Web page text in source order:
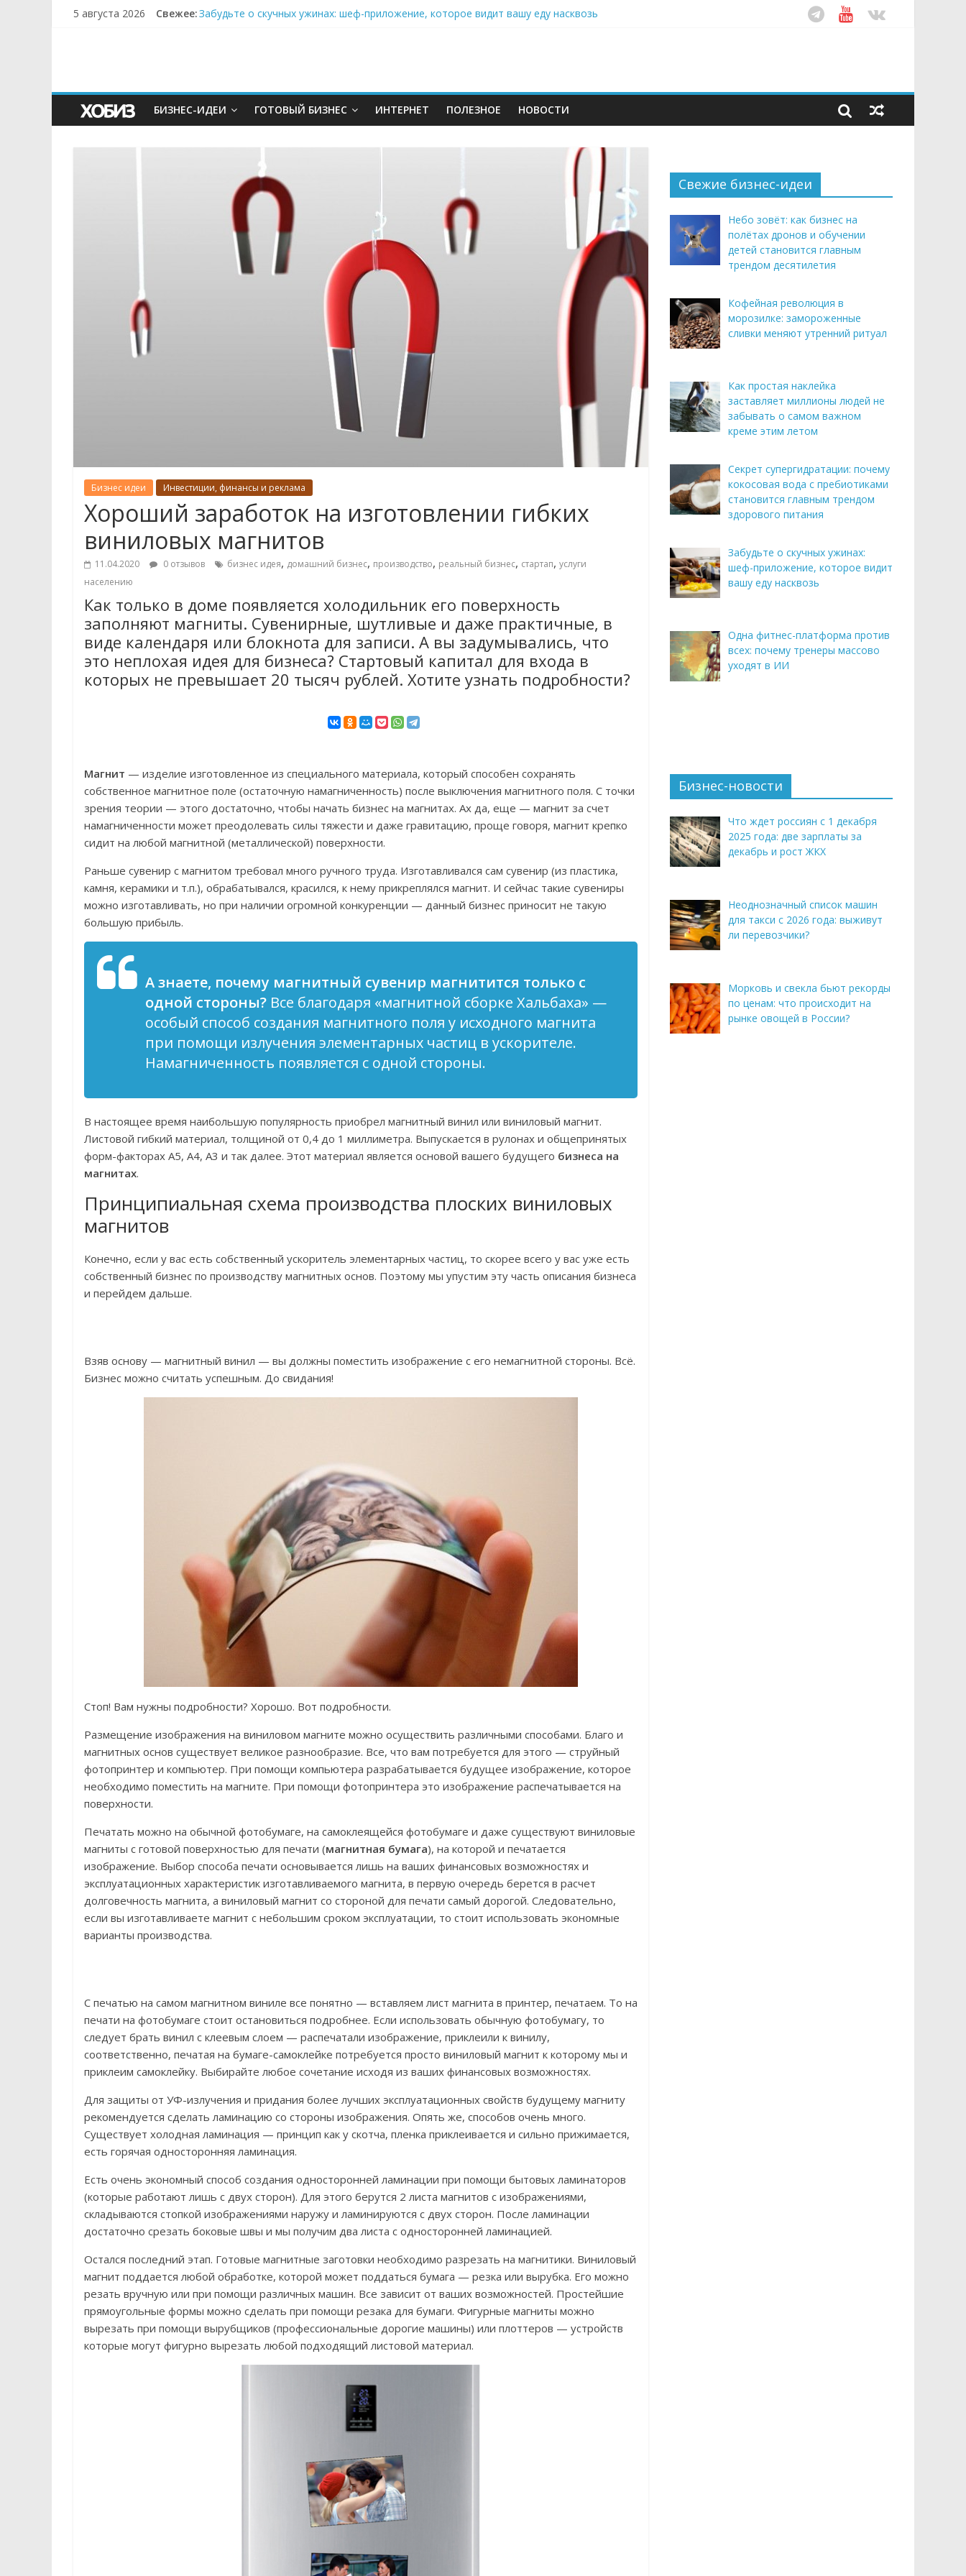
5 августа 2026 Свежее:Забудьте о скучных ужинах: шеф-приложение, которое видит вашу еду насквозь
БИЗНЕС-ИДЕИ ГОТОВЫЙ БИЗНЕС ИНТЕРНЕТ ПОЛЕЗНОЕ НОВОСТИ
Бизнес идеи Инвестиции, финансы и реклама
Хороший заработок на изготовлении гибких
виниловых магнитов
11.04.2020 0 отзывов бизнес идея, домашний бизнес, производство, реальный бизнес, стартап, услуги
населению
Как только в доме появляется холодильник его поверхность
заполняют магниты. Сувенирные, шутливые и даже практичные, в
виде календаря или блокнота для записи. А вы задумывались, что
это неплохая идея для бизнеса? Стартовый капитал для входа в
которых не превышает 20 тысяч рублей. Хотите узнать подробности?
Магнит — изделие изготовленное из специального материала, который способен сохранять
собственное магнитное поле (остаточную намагниченность) после выключения магнитного поля. С точки
зрения теории — этого достаточно, чтобы начать бизнес на магнитах. Ах да, еще — магнит за счет
намагниченности может преодолевать силы тяжести и даже гравитацию, проще говоря, магнит крепко
сидит на любой магнитной (металлической) поверхности.
Раньше сувенир с магнитом требовал много ручного труда. Изготавливался сам сувенир (из пластика,
камня, керамики и т.п.), обрабатывался, красился, к нему прикреплялся магнит. И сейчас такие сувениры
можно изготавливать, но при наличии огромной конкуренции — данный бизнес приносит не такую
большую прибыль.
А знаете, почему магнитный сувенир магнитится только с
одной стороны? Все благодаря «магнитной сборке Хальбаха» —
особый способ создания магнитного поля у исходного магнита
при помощи излучения элементарных частиц в ускорителе.
Намагниченность появляется с одной стороны.
В настоящее время наибольшую популярность приобрел магнитный винил или виниловый магнит.
Листовой гибкий материал, толщиной от 0,4 до 1 миллиметра. Выпускается в рулонах и общепринятых
форм-факторах А5, А4, А3 и так далее. Этот материал является основой вашего будущего бизнеса на
магнитах.
Принципиальная схема производства плоских виниловых
магнитов
Конечно, если у вас есть собственный ускоритель элементарных частиц, то скорее всего у вас уже есть
собственный бизнес по производству магнитных основ. Поэтому мы упустим эту часть описания бизнеса
и перейдем дальше.
Взяв основу — магнитный винил — вы должны поместить изображение с его немагнитной стороны. Всё.
Бизнес можно считать успешным. До свидания!
Стоп! Вам нужны подробности? Хорошо. Вот подробности.
Размещение изображения на виниловом магните можно осуществить различными способами. Благо и
магнитных основ существует великое разнообразие. Все, что вам потребуется для этого — струйный
фотопринтер и компьютер. При помощи компьютера разрабатывается будущее изображение, которое
необходимо поместить на магните. При помощи фотопринтера это изображение распечатывается на
поверхности.
Печатать можно на обычной фотобумаге, на самоклеящейся фотобумаге и даже существуют виниловые
магниты с готовой поверхностью для печати (магнитная бумага), на которой и печатается
изображение. Выбор способа печати основывается лишь на ваших финансовых возможностях и
эксплуатационных характеристик изготавливаемого магнита, в первую очередь берется в расчет
долговечность магнита, а виниловый магнит со стороной для печати самый дорогой. Следовательно,
если вы изготавливаете магнит с небольшим сроком эксплуатации, то стоит использовать экономные
варианты производства.
С печатью на самом магнитном виниле все понятно — вставляем лист магнита в принтер, печатаем. То на
печати на фотобумаге стоит остановиться подробнее. Если использовать обычную фотобумагу, то
следует брать винил с клеевым слоем — распечатали изображение, приклеили к винилу,
соответственно, печатая на бумаге-самоклейке потребуется просто виниловый магнит к которому мы и
приклеим самоклейку. Выбирайте любое сочетание исходя из ваших финансовых возможностях.
Для защиты от УФ-излучения и придания более лучших эксплуатационных свойств будущему магниту
рекомендуется сделать ламинацию со стороны изображения. Опять же, способов очень много.
Существует холодная ламинация — принцип как у скотча, пленка приклеивается и сильно прижимается,
есть горячая односторонняя ламинация.
Есть очень экономный способ создания односторонней ламинации при помощи бытовых ламинаторов
(которые работают лишь с двух сторон). Для этого берутся 2 листа магнитов с изображениями,
складываются стопкой изображениями наружу и ламинируются с двух сторон. После ламинации
достаточно срезать боковые швы и мы получим два листа с односторонней ламинацией.
Остался последний этап. Готовые магнитные заготовки необходимо разрезать на магнитики. Виниловый
магнит поддается любой обработке, которой может поддаться бумага — резка или вырубка. Его можно
резать вручную или при помощи различных машин. Все зависит от ваших возможностей. Простейшие
прямоугольные формы можно сделать при помощи резака для бумаги. Фигурные магниты можно
вырезать при помощи вырубщиков (профессиональные дорогие машины) или плоттеров — устройств
которые могут фигурно вырезать любой подходящий листовой материал.
Свежие бизнес-идеи
Небо зовёт: как бизнес на
полётах дронов и обучении
детей становится главным
трендом десятилетия
Кофейная революция в
морозилке: замороженные
сливки меняют утренний ритуал
Как простая наклейка
заставляет миллионы людей не
забывать о самом важном
креме этим летом
Секрет супергидратации: почему
кокосовая вода с пребиотиками
становится главным трендом
здорового питания
Забудьте о скучных ужинах:
шеф-приложение, которое видит
вашу еду насквозь
Одна фитнес-платформа против
всех: почему тренеры массово
уходят в ИИ
Бизнес-новости
Что ждет россиян с 1 декабря
2025 года: две зарплаты за
декабрь и рост ЖКХ
Неоднозначный список машин
для такси с 2026 года: выживут
ли перевозчики?
Морковь и свекла бьют рекорды
по ценам: что происходит на
рынке овощей в России?